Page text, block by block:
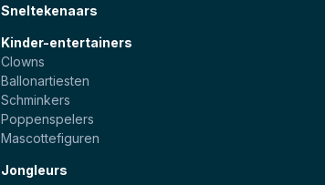
Sneltekenaars
Kinder-entertainers
Clowns
Ballonartiesten
Schminkers
Poppenspelers
Mascottefiguren
Jongleurs